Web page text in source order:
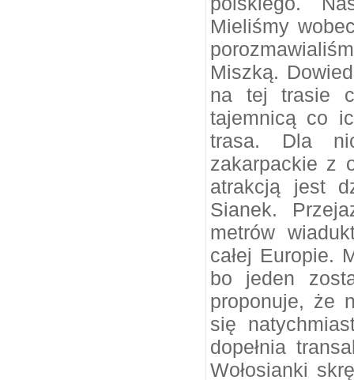
Mieliśmy
Miszką.
na tej trasie
tajemnicą co
trasa. Dla
zakarpackie z
atrakcją jest
Sianek.
metrów
całej Europie.
bo jeden
proponuje, że
się
dopełnia
Wołosianki